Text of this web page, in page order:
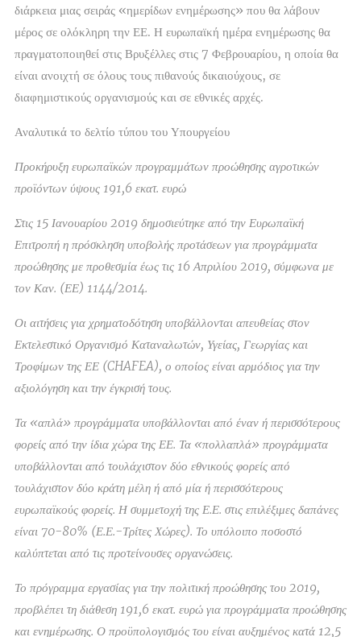
διάρκεια μιας σειράς «ημερίδων ενημέρωσης» που θα λάβουν
μέρος σε ολόκληρη την ΕΕ. Η ευρωπαϊκή ημέρα ενημέρωσης θα
πραγματοποιηθεί στις Βρυξέλλες στις 7 Φεβρουαρίου, η οποία θα
είναι ανοιχτή σε όλους τους πιθανούς δικαιούχους, σε
διαφημιστικούς οργανισμούς και σε εθνικές αρχές.
Αναλυτικά το δελτίο τύπου του Υπουργείου
Προκήρυξη ευρωπαϊκών προγραμμάτων προώθησης αγροτικών
προϊόντων ύψους 191,6 εκατ. ευρώ
Στις 15 Ιανουαρίου 2019 δημοσιεύτηκε από την Ευρωπαϊκή
Επιτροπή η πρόσκληση υποβολής προτάσεων για προγράμματα
προώθησης με προθεσμία έως τις 16 Απριλίου 2019, σύμφωνα με
τον Καν. (ΕΕ) 1144/2014.
Οι αιτήσεις για χρηματοδότηση υποβάλλονται απευθείας στον
Εκτελεστικό Οργανισμό Καταναλωτών, Υγείας, Γεωργίας και
Τροφίμων της ΕΕ (CHAFEA), ο οποίος είναι αρμόδιος για την
αξιολόγηση και την έγκρισή τους.
Τα «απλά» προγράμματα υποβάλλονται από έναν ή περισσότερους
φορείς από την ίδια χώρα της ΕΕ. Τα «πολλαπλά» προγράμματα
υποβάλλονται από τουλάχιστον δύο εθνικούς φορείς από
τουλάχιστον δύο κράτη μέλη ή από μία ή περισσότερους
ευρωπαϊκούς φορείς. Η συμμετοχή της Ε.Ε. στις επιλέξιμες δαπάνες
είναι 70-80% (Ε.Ε.-Τρίτες Χώρες). Το υπόλοιπο ποσοστό
καλύπτεται από τις προτείνουσες οργανώσεις.
Το πρόγραμμα εργασίας για την πολιτική προώθησης του 2019,
προβλέπει τη διάθεση 191,6 εκατ. ευρώ για προγράμματα προώθησης
και ενημέρωσης. Ο προϋπολογισμός του είναι αυξημένος κατά 12,5